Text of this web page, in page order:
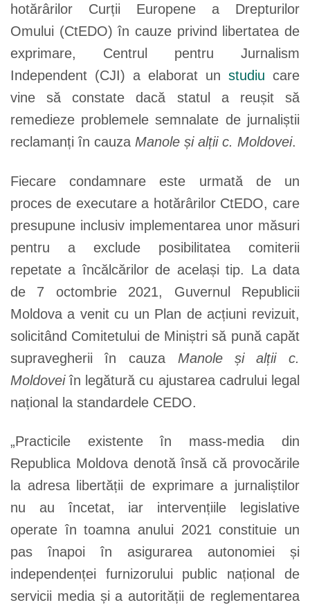
hotărârilor Curții Europene a Drepturilor
Omului (CtEDO) în cauze privind libertatea de
exprimare, Centrul pentru Jurnalism
Independent (CJI) a elaborat un studiu care
vine să constate dacă statul a reușit să
remedieze problemele semnalate de jurnaliștii
reclamanți în cauza Manole și alții c. Moldovei.
Fiecare condamnare este urmată de un
proces de executare a hotărârilor CtEDO, care
presupune inclusiv implementarea unor măsuri
pentru a exclude posibilitatea comiterii
repetate a încălcărilor de același tip. La data
de 7 octombrie 2021, Guvernul Republicii
Moldova a venit cu un Plan de acțiuni revizuit,
solicitând Comitetului de Miniștri să pună capăt
supravegherii în cauza Manole și alții c.
Moldoveiîn legătură cu ajustarea cadrului legal
național la standardele CEDO.
„Practicile existente în mass-media din
Republica Moldova denotă însă că provocările
la adresa libertății de exprimare a jurnaliștilor
nu au încetat, iar intervențiile legislative
operate în toamna anului 2021 constituie un
pas înapoi în asigurarea autonomiei și
independenței furnizorului public național de
servicii media și a autorității de reglementarea